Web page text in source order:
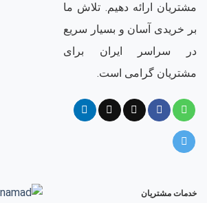
مشتریان ارائه دهیم. تلاش ما
بر خریدی آسان و بسیار سریع
در سراسر ایران برای
مشتریان گرامی است.
خدمات مشتریان